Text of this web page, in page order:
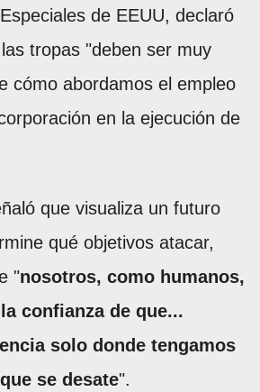
de EEUU, declaró
tropas "deben ser muy
cómo abordamos el empleo
en la ejecución de
que visualiza un futuro
qué objetivos atacar,
"nosotros, como humanos,
confianza de que...
solo donde tengamos
se desate".